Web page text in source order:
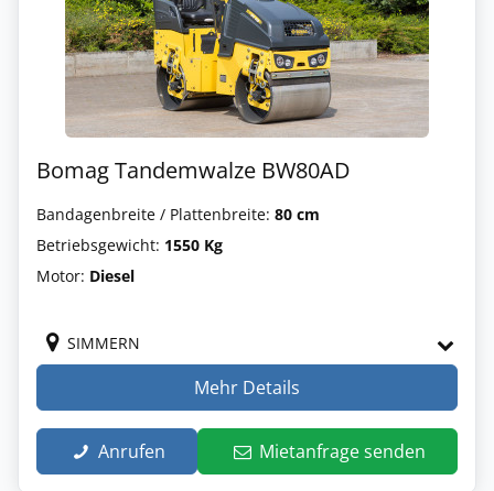
Bomag Tandemwalze BW80AD
Bandagenbreite / Plattenbreite: 80 cm
Betriebsgewicht: 1550 Kg
Motor: Diesel
SIMMERN
Mehr Details
Anrufen Mietanfrage senden